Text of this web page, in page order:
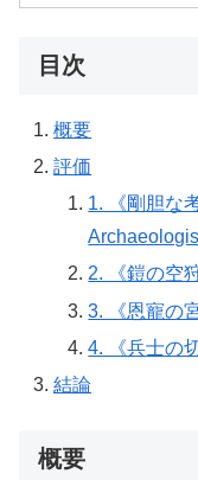
目次
概要
評価
1. 《剛胆な
2. 《鎧の空
3. 《恩寵の
4. 《兵士の
結論
概要